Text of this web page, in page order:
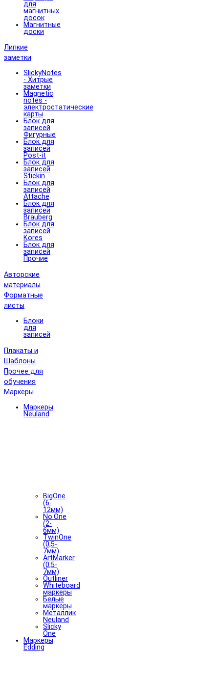
для
магнитных
досок
Магнитные
доски
Липкие
заметки
SlickyNotes
- Хитрые
заметки
Magnetic
notes -
электростатические
карты
Блок для
записей
Фигурные
Блок для
записей
Post-it
Блок для
записей
Stickin
Блок для
записей
Attache
Блок для
записей
Brauberg
Блок для
записей
Kores
Блок для
записей
Прочие
Авторские
материалы
Форматные
листы
Блоки
для
записей
Плакаты и
Шаблоны
Прочее для
обучения
Маркеры
Маркеры
Neuland
BigOne
(6-
12мм)
No.One
(2-
6мм)
TwinOne
(0,5-
7мм)
ArtMarker
(0,5-
7мм)
Outliner
Whiteboard
маркеры
Белые
маркеры
Металлик
Neuland
Slicky
One
Маркеры
Edding